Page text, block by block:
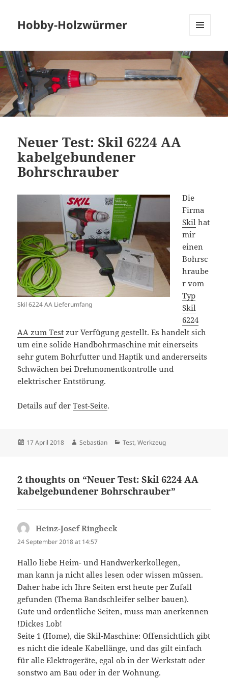
Hobby-Holzwürmer
WIDGETS
Neuer Test: Skil 6224 AA
kabelgebundener
Bohrschrauber
Skil 6224 AA Lieferumfang
Die
Firma
Skil hat
mir
einen
Bohrsc
hraube
r vom
Typ
Skil
6224
AA zum Test zur Verfügung gestellt. Es handelt sich
um eine solide Handbohrmaschine mit einerseits
sehr gutem Bohrfutter und Haptik und andererseits
Schwächen bei Drehmomentkontrolle und
elektrischer Entstörung.
Details auf derTest-Seite.
Posted
17 April 2018 Author
Sebastian Categories
Test,Werkzeug
2 thoughts on “Neuer Test: Skil 6224 AA
kabelgebundener Bohrschrauber”
Heinz-Josef Ringbeck
24 September 2018 at 14:57
Hallo liebe Heim- und Handwerkerkollegen,
man kann ja nicht alles lesen oder wissen müssen.
Daher habe ich Ihre Seiten erst heute per Zufall
gefunden (Thema Bandschleifer selber bauen).
Gute und ordentliche Seiten, muss man anerkennen
!Dickes Lob!
Seite 1 (Home), die Skil-Maschine: Offensichtlich gibt
es nicht die ideale Kabellänge, und das gilt einfach
für alle Elektrogeräte, egal ob in der Werkstatt oder
sonstwo am Bau oder in der Wohnung.